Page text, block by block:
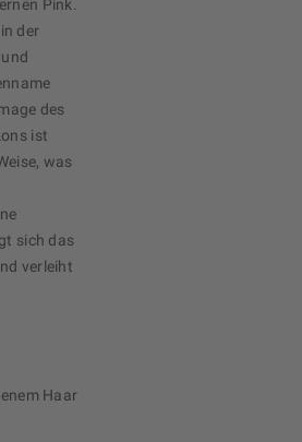
Pink.
der
des
ist
was
sich das
verleiht
Haar